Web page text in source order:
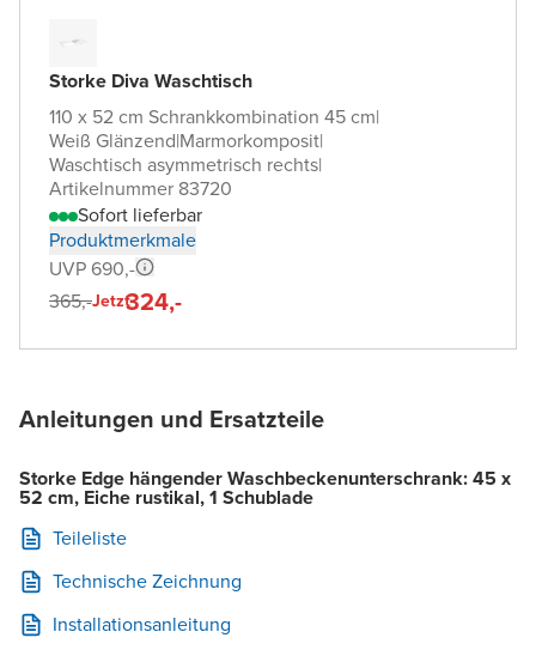
Storke Diva Waschtisch
110 x 52 cm Schrankkombination 45 cm|
Weiß Glänzend|Marmorkomposit|
Waschtisch asymmetrisch rechts|
Artikelnummer 83720
Sofort lieferbar
Produktmerkmale
UVP 690,-
365,-Jetzt324,-
Anleitungen und Ersatzteile
Storke Edge hängender Waschbeckenunterschrank: 45 x
52 cm, Eiche rustikal, 1 Schublade
Teileliste
Technische Zeichnung
Installationsanleitung